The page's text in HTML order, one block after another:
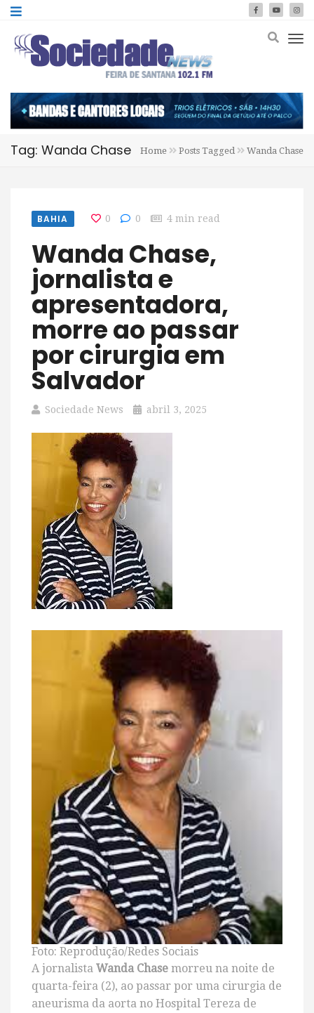
Tag: Wanda Chase Home Posts Tagged Wanda Chase
BAHIA 0 0 4 min read
Wanda Chase,
jornalista e
apresentadora,
morre ao passar
por cirurgia em
Salvador
Sociedade News abril 3, 2025
Foto: Reprodução/Redes Sociais
A jornalista Wanda Chase morreu na noite de
quarta-feira (2), ao passar por uma cirurgia de
aneurisma da aorta no Hospital Tereza de